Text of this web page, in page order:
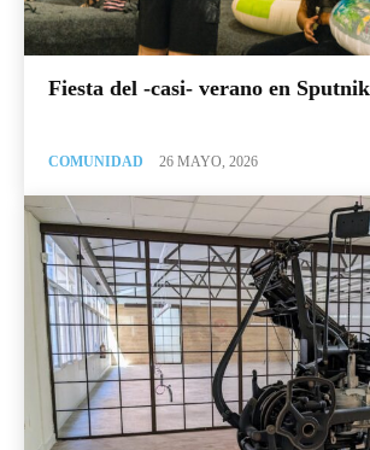
Fiesta del -casi- verano en
COMUNIDAD 26 MAYO, 2026